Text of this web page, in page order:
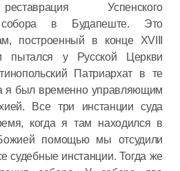
Успенского
собора в Будапеште. Это
построенный в конце XVIII
пытался у Русской Церкви
Патриархат в те
я был временно управляющим
Все три инстанции суда
когда я там находился в
помощью мы отсудили
судебные инстанции. Тогда же